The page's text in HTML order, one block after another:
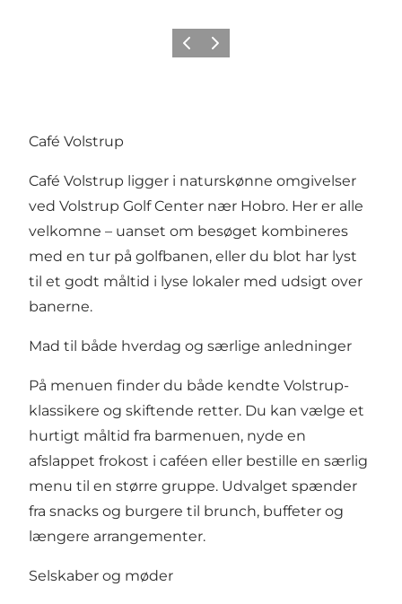
Forrige billede
Næste billede
Café Volstrup
Café Volstrup ligger i naturskønne omgivelser
ved Volstrup Golf Center nær Hobro. Her er alle
velkomne – uanset om besøget kombineres
med en tur på golfbanen, eller du blot har lyst
til et godt måltid i lyse lokaler med udsigt over
banerne.
Mad til både hverdag og særlige anledninger
På menuen finder du både kendte Volstrup-
klassikere og skiftende retter. Du kan vælge et
hurtigt måltid fra barmenuen, nyde en
afslappet frokost i caféen eller bestille en særlig
menu til en større gruppe. Udvalget spænder
fra snacks og burgere til brunch, buffeter og
længere arrangementer.
Selskaber og møder